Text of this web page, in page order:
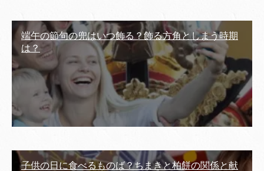
端午の節句の兜はいつ飾る？飾る方角としまう時期
は？
子供の日に食べるものば？ちまきと柏餅の関係と献